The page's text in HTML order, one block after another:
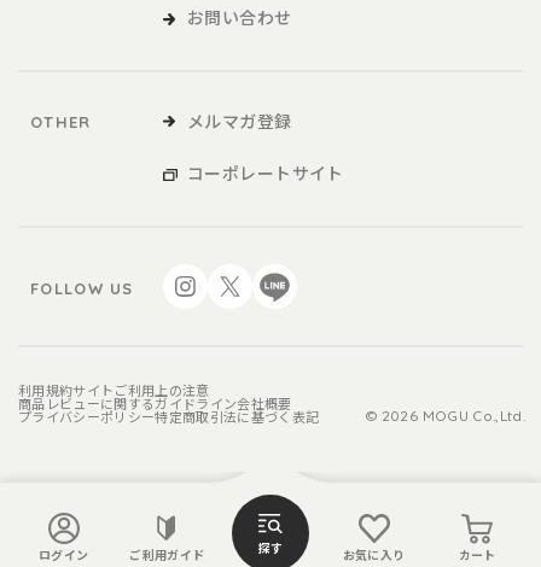
ログイン ご利用ガイド 探す お気に入り カート
お問い合わせ
OTHER メルマガ登録
コーポレートサイト
FOLLOW US
利用規約サイトご利用上の注意
商品レビューに関するガイドライン会社概要
プライバシーポリシー特定商取引法に基づく表記 © 2026 MOGU Co.,Ltd.